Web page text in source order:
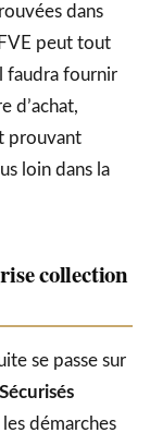
dans
peut tout
faudra fournir
d’achat,
prouvant
loin dans la
collection
se passe sur
démarches